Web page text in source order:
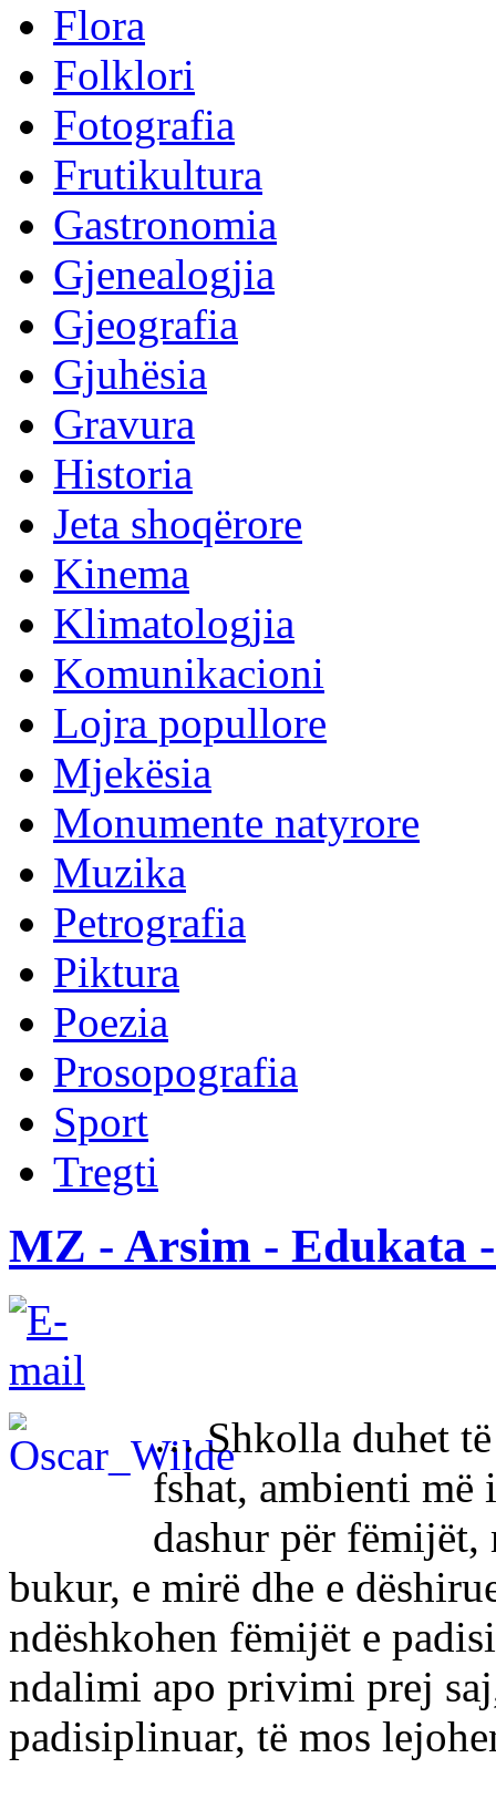
Flora
Folklori
Fotografia
Frutikultura
Gastronomia
Gjenealogjia
Gjeografia
Gjuhësia
Gravura
Historia
Jeta shoqërore
Kinema
Klimatologjia
Komunikacioni
Lojra popullore
Mjekësia
Monumente natyrore
Muzika
Petrografia
Piktura
Poezia
Prosopografia
Sport
Tregti
MZ - Arsim - Edukata
… Shkolla duhet të
fshat, ambienti më
dashur për fëmijët,
bukur, e mirë dhe e
ndëshkohen fëmijët e
ndalimi apo privimi prej
padisiplinuar, të mos